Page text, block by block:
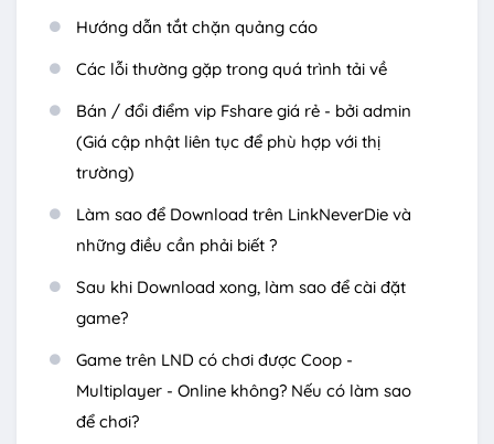
Hướng dẫn tắt chặn quảng cáo
Các lỗi thường gặp trong quá trình tải về
Bán / đổi điểm vip Fshare giá rẻ - bởi admin
(Giá cập nhật liên tục để phù hợp với thị
trường)
Làm sao để Download trên LinkNeverDie và
những điều cần phải biết ?
Sau khi Download xong, làm sao để cài đặt
game?
Game trên LND có chơi được Coop -
Multiplayer - Online không? Nếu có làm sao
để chơi?